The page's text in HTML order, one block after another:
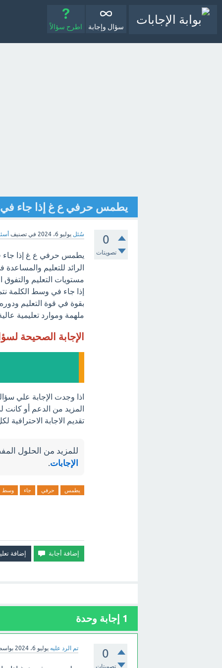
سؤال وإجابة اطرح سؤالاً
يطمس حرفي ع غ إذا جاء
0
تصويتات
سُئل يوليو 6، 2024 في تصنيف
يطمس حرفي ع غ إذا
الرائد للتعليم
مستويات التعليم
إذا جاء في وسط الكلمة
بقوة في قوة التعليم
ملهمة وموارد تعليمية
الإجابة الصحيحة
اذا وجدت الإجابة علي
المزيد من الدعم أو كانت
تقديم الاجابة
للمزيد من الحلول
الإجابات.
يطمس حرفي جاء وسط
1 إجابة وحدة
0
تصويتات
تم الرد عليه يوليو 6، 2024